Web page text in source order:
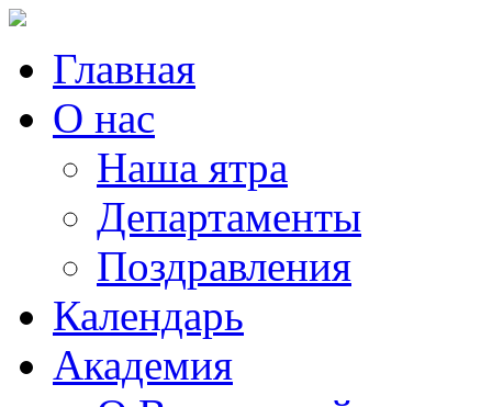
Главная
О нас
Наша ятра
Департаменты
Поздравления
Календарь
Академия